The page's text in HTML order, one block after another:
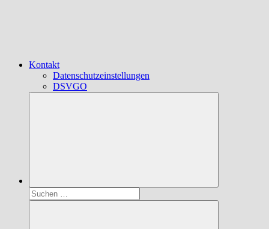
Kontakt
Datenschutzeinstellungen
DSVGO
Suchen
nach: